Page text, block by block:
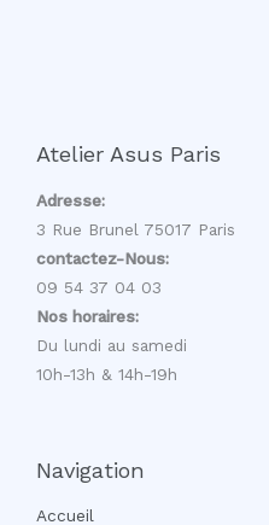
Atelier Asus Paris
Adresse:
3 Rue Brunel 75017 Paris
contactez-Nous:
09 54 37 04 03
Nos horaires:
Du lundi au samedi
10h-13h & 14h-19h
Navigation
Accueil